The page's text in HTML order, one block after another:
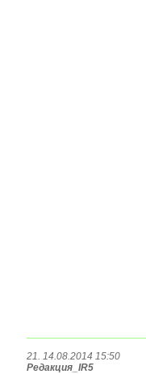
21. 14.08.2014 15:50
Редакция_IR5